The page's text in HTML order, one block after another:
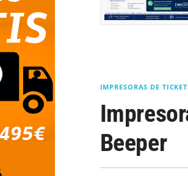
IMPRESORAS DE
Beeper